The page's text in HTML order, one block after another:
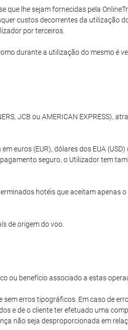
lhe sejam fornecidas pela
custos decorrentes da utilização
por terceiros.
durante a utilização do mesmo é
JCB ou AMERICAN EXPRESS),
euros (EUR), dólares dos EUA
seguro, o Utilizador tem
hotéis que aceitam apenas
de origem do voo.
ou benefício associado a estas
erros tipográficos. Em caso de
e de o cliente ter efetuado uma
não seja desproporcionada em